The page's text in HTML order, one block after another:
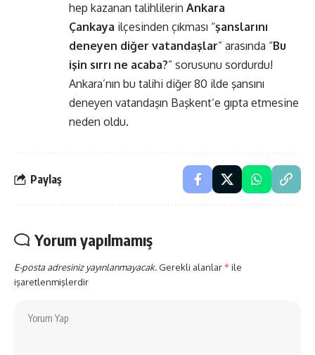
hep kazanan talihlilerin Ankara
Çankaya ilçesinden çıkması “şanslarını
deneyen diğer vatandaşlar” arasında “Bu
işin sırrı ne acaba?” sorusunu sordurdu!
Ankara’nın bu talihi diğer 80 ilde şansını
deneyen vatandaşın Başkent’e gıpta etmesine
neden oldu.
Paylaş
Yorum yapılmamış
E-posta adresiniz yayınlanmayacak. Gerekli alanlar*ile
işaretlenmişlerdir